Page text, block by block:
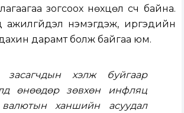
зогсоох нөхцөл үүсч байна.
ажилгүйдэл нэмэгдэж, иргэдийн
дарамт болж байгаа юм.
засагчдын хэлж буйгаар
өнөөдөр зөвхөн инфляц
ханшийн асуудал